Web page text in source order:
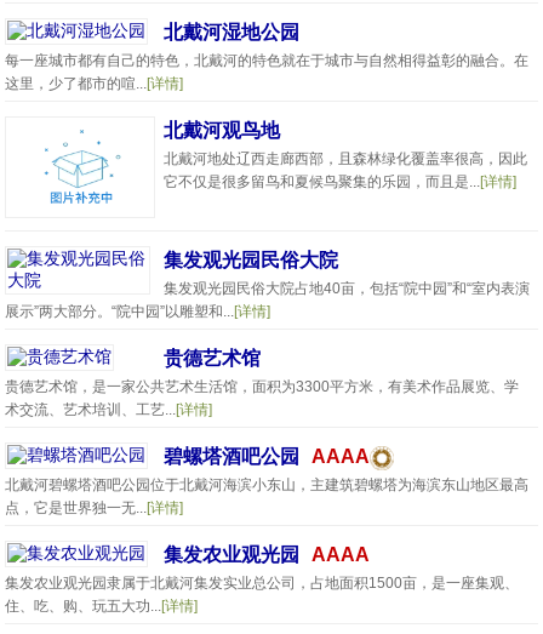
北戴河湿地公园
每一座城市都有自己的特色，北戴河的特色就在于城市与自然相得益彰的融合。在
这里，少了都市的喧...[详情]
北戴河观鸟地
北戴河地处辽西走廊西部，且森林绿化覆盖率很高，因此
它不仅是很多留鸟和夏候鸟聚集的乐园，而且是...[详情]
集发观光园民俗大院
集发观光园民俗大院占地40亩，包括“院中园”和“室内表演
展示”两大部分。“院中园”以雕塑和...[详情]
贵德艺术馆
贵德艺术馆，是一家公共艺术生活馆，面积为3300平方米，有美术作品展览、学
术交流、艺术培训、工艺...[详情]
碧螺塔酒吧公园 AAAA
北戴河碧螺塔酒吧公园位于北戴河海滨小东山，主建筑碧螺塔为海滨东山地区最高
点，它是世界独一无...[详情]
集发农业观光园 AAAA
集发农业观光园隶属于北戴河集发实业总公司，占地面积1500亩，是一座集观、
住、吃、购、玩五大功...[详情]